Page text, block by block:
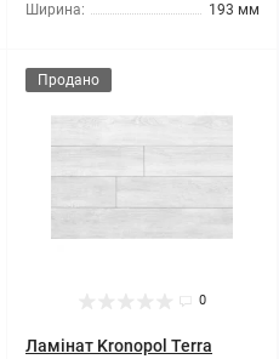
Ширина:
193 мм
Продано
0
Ламінат Kronopol Terra